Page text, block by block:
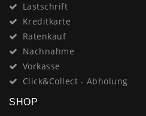
Lastschrift
Kreditkarte
Ratenkauf
Nachnahme
Vorkasse
Click&Collect - Abholung
SHOP